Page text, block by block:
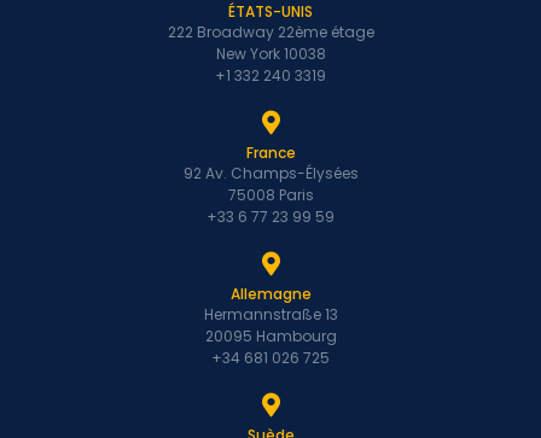
ÉTATS-UNIS
222 Broadway 22ème étage
New York 10038
+1 332 240 3319
France
92 Av. Champs-Élysées
75008 Paris
+33 6 77 23 99 59
Allemagne
Hermannstraße 13
20095 Hambourg
+34 681 026 725